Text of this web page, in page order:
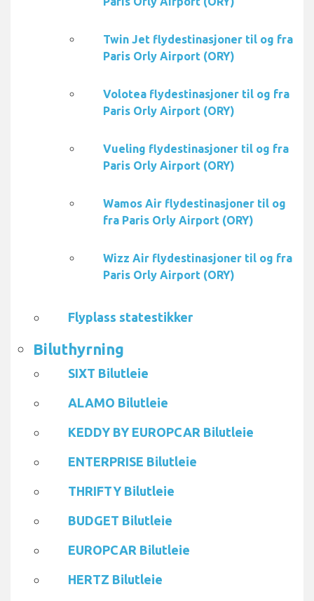
Twin Jet flydestinasjoner til og fra
Paris Orly Airport (ORY)
Volotea flydestinasjoner til og fra
Paris Orly Airport (ORY)
Vueling flydestinasjoner til og fra
Paris Orly Airport (ORY)
Wamos Air flydestinasjoner til og
fra Paris Orly Airport (ORY)
Wizz Air flydestinasjoner til og fra
Paris Orly Airport (ORY)
Flyplass statestikker
Biluthyrning
SIXT Bilutleie
ALAMO Bilutleie
KEDDY BY EUROPCAR Bilutleie
ENTERPRISE Bilutleie
THRIFTY Bilutleie
BUDGET Bilutleie
EUROPCAR Bilutleie
HERTZ Bilutleie